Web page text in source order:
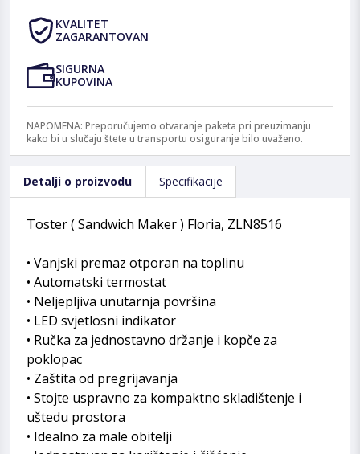
KVALITET
ZAGARANTOVAN
SIGURNA
KUPOVINA
NAPOMENA: Preporučujemo otvaranje paketa pri preuzimanju
kako bi u slučaju štete u transportu osiguranje bilo uvaženo.
Detalji o proizvodu Specifikacije
Toster ( Sandwich Maker ) Floria, ZLN8516
• Vanjski premaz otporan na toplinu
• Automatski termostat
• Neljepljiva unutarnja površina
• LED svjetlosni indikator
• Ručka za jednostavno držanje i kopče za
poklopac
• Zaštita od pregrijavanja
• Stojte uspravno za kompaktno skladištenje i
uštedu prostora
• Idealno za male obitelji